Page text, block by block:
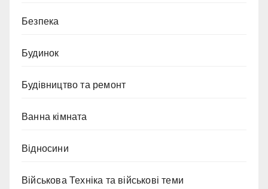
Безпека
Будинок
Будівництво та ремонт
Ванна кімната
Відносини
Військова Техніка та військові теми